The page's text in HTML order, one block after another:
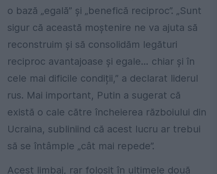
o bază „egală” și „benefică reciproc”. „Sunt
sigur că această moștenire ne va ajuta să
reconstruim și să consolidăm legături
reciproc avantajoase și egale… chiar și în
cele mai dificile condiții,” a declarat liderul
rus. Mai important, Putin a sugerat că
există o cale către încheierea războiului din
Ucraina, subliniind că acest lucru ar trebui
să se întâmple „cât mai repede”.
Acest limbaj, rar folosit în ultimele două